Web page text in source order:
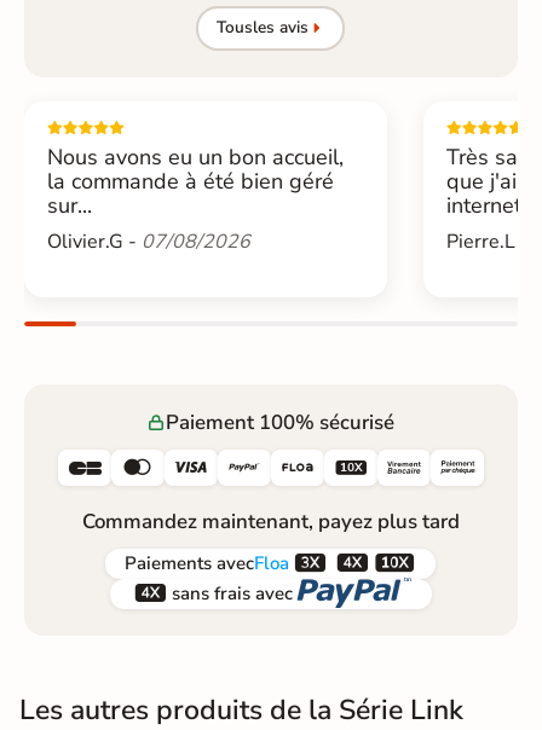
Tousles avis
Nous avons eu un bon accueil,
la commande à été bien géré
sur...
Olivier.G - 07/08/2026
Très
que j'ai
internet....
Pierre.L -
Paiement 100% sécurisé
     
Commandez maintenant, payez plus tard
Paiements avecFloa  
 sans frais avec 
Les autres produits de la Série Link